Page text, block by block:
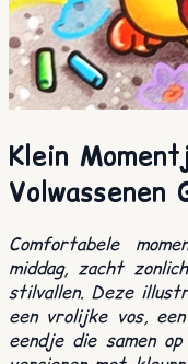
Klein
Comfortabele
middag, zacht
stilvallen. Deze
een vrolijke vos,
eendje die samen